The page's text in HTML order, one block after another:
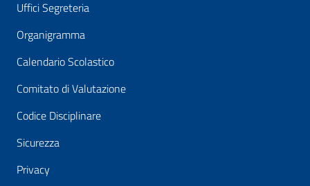
Uffici Segreteria
Organigramma
Calendario Scolastico
Comitato di Valutazione
Codice Disciplinare
Sicurezza
Privacy